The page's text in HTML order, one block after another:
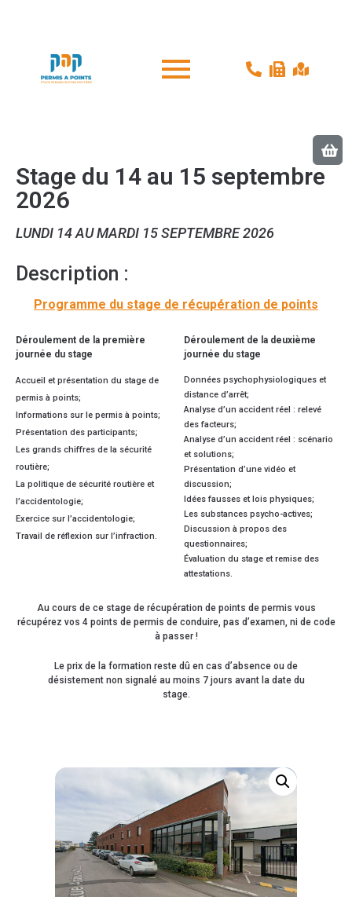
Stage du 14 au 15 septembre
2026
LUNDI 14 AU MARDI 15 SEPTEMBRE 2026
Description :
Programme du stage de récupération de points
Déroulement de la première
journée du stage
Déroulement de la deuxième
journée du stage
Accueil et présentation du stage de
permis à points;
Informations sur le permis à points;
Présentation des participants;
Les grands chiffres de la sécurité
routière;
La politique de sécurité routière et
l’accidentologie;
Exercice sur l’accidentologie;
Travail de réflexion sur l’infraction.
Données psychophysiologiques et
distance d’arrêt;
Analyse d’un accident réel : relevé
des facteurs;
Analyse d’un accident réel : scénario
et solutions;
Présentation d’une vidéo et
discussion;
Idées fausses et lois physiques;
Les substances psycho-actives;
Discussion à propos des
questionnaires;
Évaluation du stage et remise des
attestations.
Au cours de ce stage de récupération de points de permis vous
récupérez vos 4 points de permis de conduire, pas d’examen, ni de code
à passer !
Le prix de la formation reste dû en cas d’absence ou de
désistement non signalé au moins 7 jours avant la date du
stage.